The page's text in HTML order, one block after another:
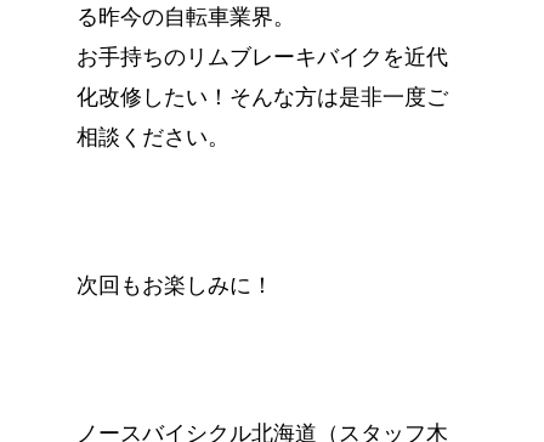
る昨今の自転車業界。
お手持ちのリムブレーキバイクを近代
化改修したい！そんな方は是非一度ご
相談ください。
次回もお楽しみに！
ノースバイシクル北海道（スタッフ木